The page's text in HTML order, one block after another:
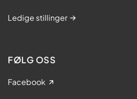
Ledige stillinger
FØLG OSS
Facebook